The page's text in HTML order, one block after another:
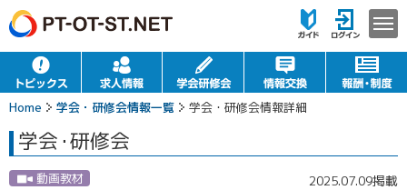
Home 学会・研修会情報一覧 学会・研修会情報詳細
学会・研修会
動画教材 2025.07.09掲載